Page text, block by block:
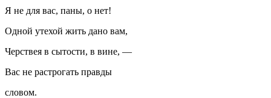
Я не для вас, паны, о нет!
Одной утехой жить дано вам,
Черствея в сытости, в вине, —
Вас не растрогать правды
словом.